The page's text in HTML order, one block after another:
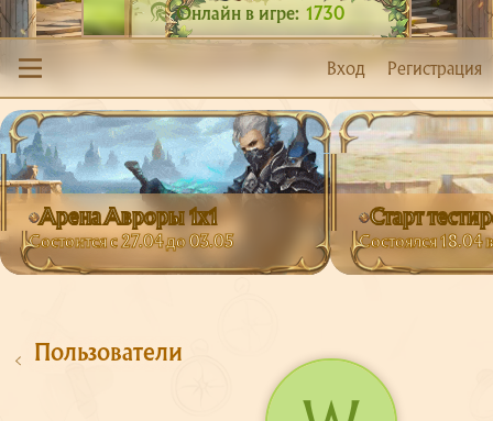
Онлайн в игре: 1730
Вход Регистрация
Арена Авроры 1х1
Состоится с 27.04 до 03.05
Старт
Состоялся 18.04
Пользователи